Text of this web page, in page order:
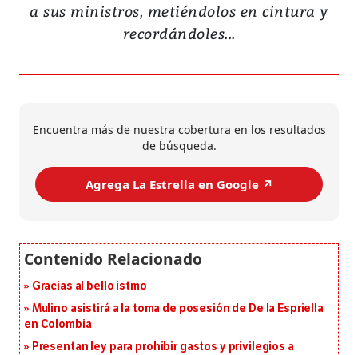
a sus ministros, metiéndolos en cintura y
recordándoles...
Encuentra más de nuestra cobertura en los resultados
de búsqueda.
Agrega La Estrella en Google ↗️
Gracias al bello istmo
Mulino asistirá a la toma de posesión de De la Espriella
en Colombia
Presentan ley para prohibir gastos y privilegios a